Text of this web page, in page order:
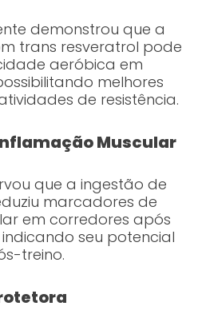
demonstrou que a
trans resveratrol pode
aeróbica em
melhores
de resistência.
Muscular
que a ingestão de
marcadores de
em corredores após
indicando seu potencial
treino.